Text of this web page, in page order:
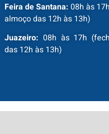
Feira de Santana: 08h às
almoço das 12h às 13h)
Juazeiro: 08h às 17h
das 12h às 13h)